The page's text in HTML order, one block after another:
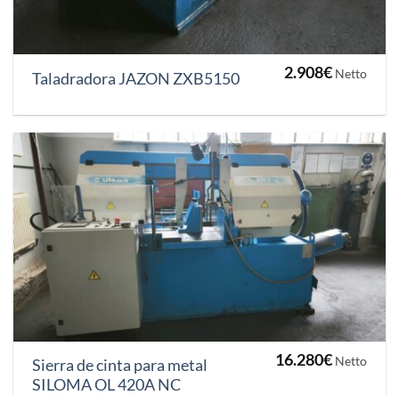
Taladradora JAZON ZXB5150 2.908€ Netto
Sierra de cinta para metal
SILOMA OL 420A NC
16.280€ Netto